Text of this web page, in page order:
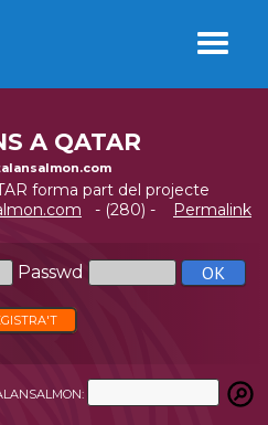
A QATAR
forma part del projecte
- (280) -
Permalink
Passwd